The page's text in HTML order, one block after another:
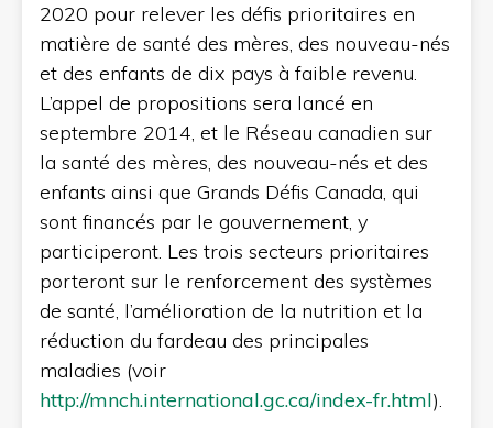
2020 pour relever les défis prioritaires en
matière de santé des mères, des nouveau-nés
et des enfants de dix pays à faible revenu.
L’appel de propositions sera lancé en
septembre 2014, et le Réseau canadien sur
la santé des mères, des nouveau-nés et des
enfants ainsi que Grands Défis Canada, qui
sont financés par le gouvernement, y
participeront. Les trois secteurs prioritaires
porteront sur le renforcement des systèmes
de santé, l’amélioration de la nutrition et la
réduction du fardeau des principales
maladies (voir
http://mnch.international.gc.ca/index-fr.html).